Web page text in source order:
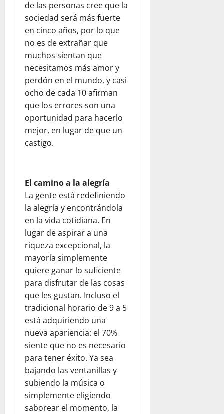
de las personas cree que la
sociedad será más fuerte
en cinco años, por lo que
no es de extrañar que
muchos sientan que
necesitamos más amor y
perdón en el mundo, y casi
ocho de cada 10 afirman
que los errores son una
oportunidad para hacerlo
mejor, en lugar de que un
castigo.
El camino a la alegría
La gente está redefiniendo
la alegría y encontrándola
en la vida cotidiana. En
lugar de aspirar a una
riqueza excepcional, la
mayoría simplemente
quiere ganar lo suficiente
para disfrutar de las cosas
que les gustan. Incluso el
tradicional horario de 9 a 5
está adquiriendo una
nueva apariencia: el 70%
siente que no es necesario
para tener éxito. Ya sea
bajando las ventanillas y
subiendo la música o
simplemente eligiendo
saborear el momento, la